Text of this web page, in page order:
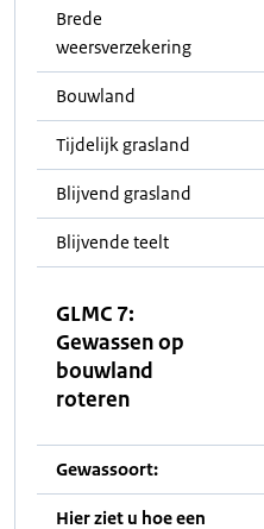
Brede
weersverzekering
Bouwland
Tijdelijk grasland
Blijvend grasland
Blijvende teelt
GLMC 7:
Gewassen op
bouwland
roteren
Gewassoort:
Hier ziet u hoe een